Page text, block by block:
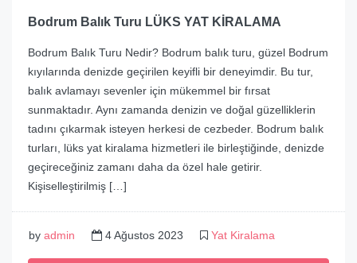
Bodrum Balık Turu LÜKS YAT KİRALAMA
Bodrum Balık Turu Nedir? Bodrum balık turu, güzel Bodrum
kıyılarında denizde geçirilen keyifli bir deneyimdir. Bu tur,
balık avlamayı sevenler için mükemmel bir fırsat
sunmaktadır. Aynı zamanda denizin ve doğal güzelliklerin
tadını çıkarmak isteyen herkesi de cezbeder. Bodrum balık
turları, lüks yat kiralama hizmetleri ile birleştiğinde, denizde
geçireceğiniz zamanı daha da özel hale getirir.
Kişiselleştirilmiş […]
by admin 4 Ağustos 2023 Yat Kiralama